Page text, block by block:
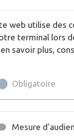
location en
au
Carole
web utilise des
terminal lors
savoir plus,
Obligatoire
Mesure